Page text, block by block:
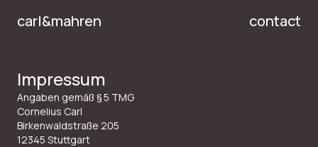
carl&mahren contact
Impressum
Angaben gemäß § 5 TMG
Cornelius Carl
Birkenwaldstraße 205
12345 Stuttgart